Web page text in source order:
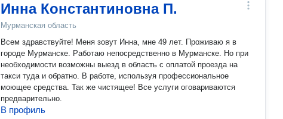
Инна Константиновна П.
Мурманская область
Всем здравствуйте! Меня зовут Инна, мне 49 лет. Проживаю я в
городе Мурманске. Работаю непосредственно в Мурманске. Но при
необходимости возможны выезд в область с оплатой проезда на
такси туда и обратно. В работе, используя профессиональное
моющее средства. Так же чистящее! Все услуги оговариваются
предварительно.
В профиль